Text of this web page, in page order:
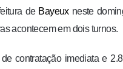
de Bayeuxneste
acontecem em dois turnos.
contratação imediata e